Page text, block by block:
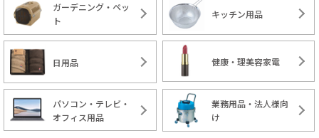
ガーデニング・ペッ
ト
キッチン用品
日用品 健康・理美容家電
パソコン・テレビ・
オフィス用品
業務用品・法人様向
け